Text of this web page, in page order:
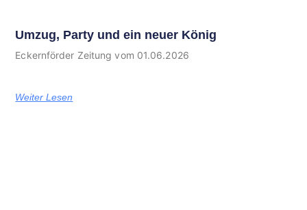
Umzug, Party und ein neuer König
Eckernförder Zeitung vom 01.06.2026
Weiter Lesen